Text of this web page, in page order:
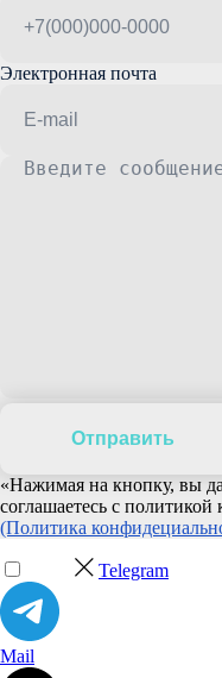
Электронная почта
Отправить
«Нажимая на кнопку, вы
соглашаетесь c
(Политика
Telegram
Mail